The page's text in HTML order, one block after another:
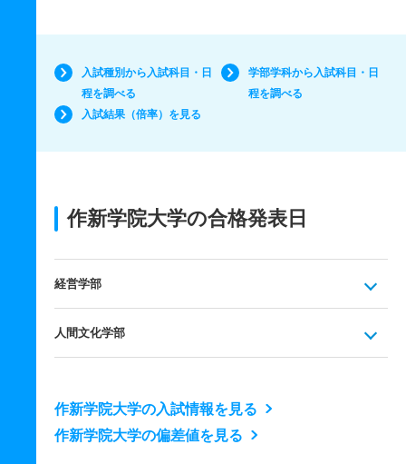
入試種別から入試科目・日
程を調べる
学部学科から入試科目・日
程を調べる
入試結果（倍率）を見る
作新学院大学の合格発表日
経営学部
人間文化学部
作新学院大学の入試情報を見る
作新学院大学の偏差値を見る